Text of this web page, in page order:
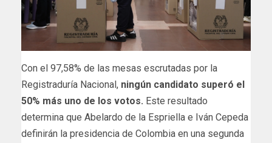
Con el 97,58% de las mesas escrutadas por la
Registraduría Nacional, ningún candidato superó el
50% más uno de los votos. Este resultado
determina que Abelardo de la Espriella e Iván Cepeda
definirán la presidencia de Colombia en una segunda